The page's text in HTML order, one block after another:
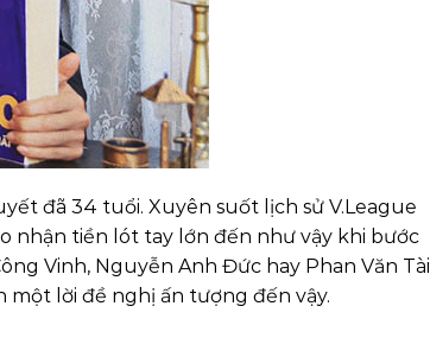
đã 34 tuổi. Xuyên suốt lịch sử V.League
nhận tiền lót tay lớn đến như vậy khi bước
Vinh, Nguyễn Anh Đức hay Phan Văn Tài
một lời đề nghị ấn tượng đến vậy.